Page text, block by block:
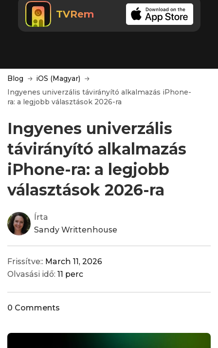
TVRem
Blog
iOS (Magyar)
Ingyenes univerzális távirányító alkalmazás iPhone-
ra: a legjobb választások 2026-ra
Ingyenes univerzális
távirányító alkalmazás
iPhone-ra: a legjobb
választások 2026-ra
Írta
Sandy Writtenhouse
Frissítve:: March 11, 2026
Olvasási idő: 11 perc
0 Comments